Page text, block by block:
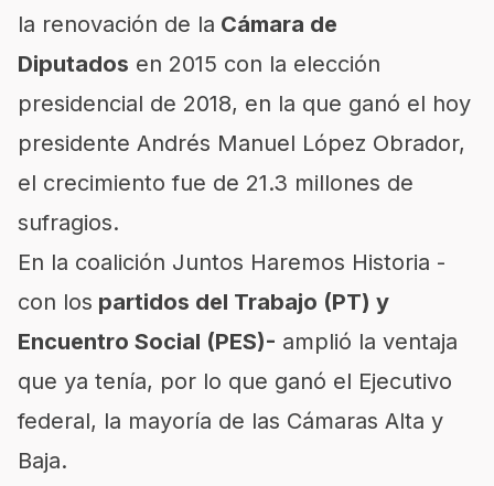
la renovación de la Cámara de
Diputados en 2015 con la elección
presidencial de 2018, en la que ganó el hoy
presidente Andrés Manuel López Obrador,
el crecimiento fue de 21.3 millones de
sufragios.
En la coalición Juntos Haremos Historia -
con los partidos del Trabajo (PT) y
Encuentro Social (PES)- amplió la ventaja
que ya tenía, por lo que ganó el Ejecutivo
federal, la mayoría de las Cámaras Alta y
Baja.